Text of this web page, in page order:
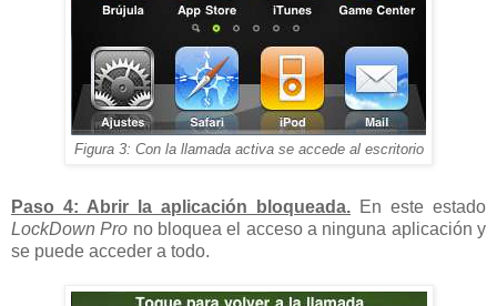
Figura 3: Con la llamada activa se accede al escritorio
Paso 4: Abrir la aplicación bloqueada. En este estado
LockDown Pro no bloquea el acceso a ninguna aplicación y
se puede acceder a todo.